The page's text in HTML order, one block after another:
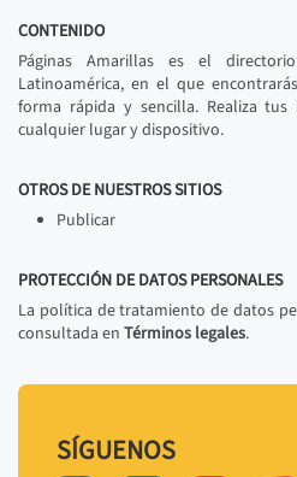
CONTENIDO
Páginas Amarillas es el
Latinoamérica, en el que
forma rápida y sencilla. Realiza tus
cualquier lugar y dispositivo.
OTROS DE NUESTROS SITIOS
Publicar
PROTECCIÓN DE DATOS PERSONALES
La política de tratamiento de datos
consultada en Términos legales.
SÍGUENOS